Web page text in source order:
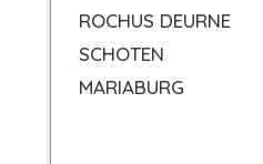
ROCHUS DEURNE
SCHOTEN
MARIABURG